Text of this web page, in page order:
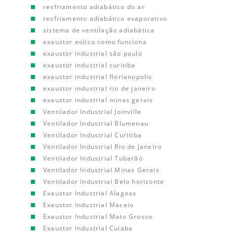
resfriamento adiabático do ar
resfriamento adiabático evaporativo
sistema de ventilação adiabática
exaustor eolico como funciona
exaustor industrial são paulo
exaustor industrial curitiba
exaustor industrial florianopolis
exaustor industrial rio de janeiro
exaustor industrial minas gerais
Ventilador Industrial Joinville
Ventilador Industrial Blumenau
Ventilador Industrial Curitiba
Ventilador Industrial Rio de Janeiro
Ventilador Industrial Tubarão
Ventilador Industrial Minas Gerais
Ventilador Industrial Belo horizonte
Exaustor Industrial Alagoas
Exaustor Industrial Maceio
Exaustor Industrial Mato Grosso
Exaustor Industrial Cuiaba